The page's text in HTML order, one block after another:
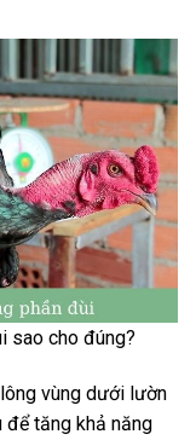
sao cho đúng?
vùng dưới lườn
để tăng khả năng